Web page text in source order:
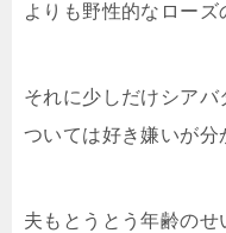
よりも野性的なローズ
それに少しだけシアバ
ついては好き嫌いが分
夫もとうとう年齢のせ